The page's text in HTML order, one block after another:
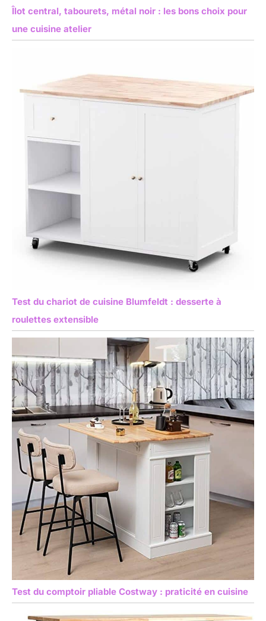
Îlot central, tabourets, métal noir : les bons choix pour
une cuisine atelier
Test du chariot de cuisine Blumfeldt : desserte à
roulettes extensible
Test du comptoir pliable Costway : praticité en cuisine